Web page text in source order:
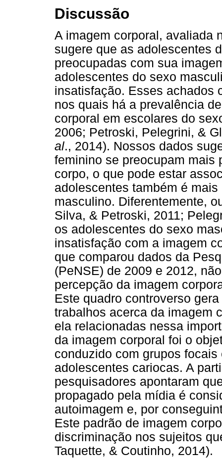
Discussão
A imagem corporal, avaliada
sugere que as adolescentes
preocupadas com sua
adolescentes do sexo
insatisfação. Esses achados
nos quais há a prevalência
corporal em escolares do
2006; Petroski, Pelegrini, &
al., 2014). Nossos dados
feminino se preocupam mais
corpo, o que pode estar
adolescentes também é
masculino. Diferentemente,
Silva, & Petroski, 2011;
os adolescentes do sexo
insatisfação com a imagem
que comparou dados da
(PeNSE) de 2009 e 2012,
percepção da imagem
Este quadro controverso
trabalhos acerca da imagem
ela relacionadas nessa
da imagem corporal foi o
conduzido com grupos
adolescentes cariocas. A
pesquisadores apontaram
propagado pela mídia é
autoimagem e, por
Este padrão de imagem
discriminação nos sujeitos
Taquette, & Coutinho, 2014).